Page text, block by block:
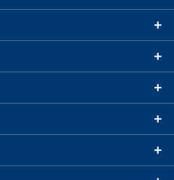
+
+
+
+
+